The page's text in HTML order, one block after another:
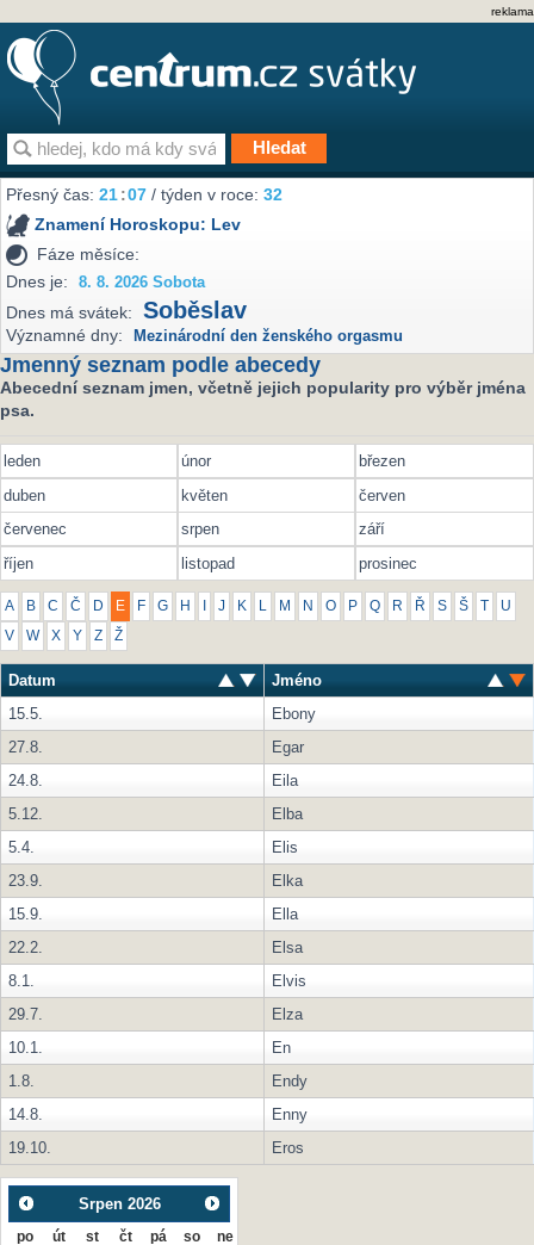
reklama
Přesný čas:21:07 / týden v roce:32
Znamení Horoskopu: Lev
Fáze měsíce:
Dnes je:
8. 8. 2026 Sobota
Dnes má svátek: Soběslav
Významné dny: Mezinárodní den ženského orgasmu
Jmenný seznam podle abecedy
Abecední seznam jmen, včetně jejich popularity pro výběr jména
psa.
leden únor
březen
duben
květen
červen
červenec
srpen
září
říjen
listopad prosinec
A B C Č D E F G H J K L M N O P Q R Ř S Š U
V W X Y Z Ž
Datum
Jméno
15.5.
Ebony
27.8.
Egar
24.8.
Eila
5.12.
Elba
5.4.
Elis
23.9.
Elka
15.9.
Ella
22.2.
Elsa
8.1.
Elvis
29.7.
Elza
10.1.
En
1.8.
Endy
14.8.
Enny
19.10.
Eros
Srpen 2026
po út st čt pá so ne